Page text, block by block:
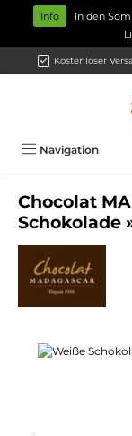
Zum Hauptinhalt
Info
In den
Kostenloser
Navigation
Chocolat
Schokolade
Bildergalerie